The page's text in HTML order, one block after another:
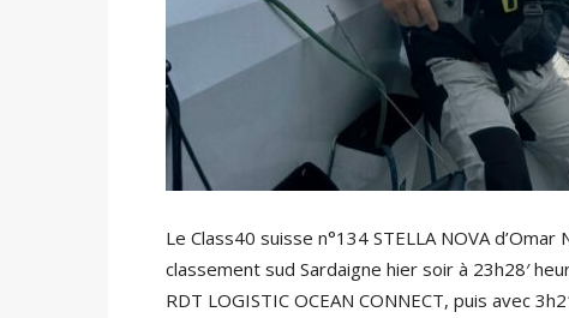
Le Class40 suisse n°134 STELLA NOVA
classement sud Sardaigne hier soir à 23h28′
RDT LOGISTIC OCEAN CONNECT, puis avec